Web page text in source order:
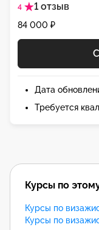
4 1 отзыв
84 000 ₽
Дата
Требуется
Курсы по
Курсы по
Курсы по